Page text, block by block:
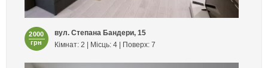
2000
грн
вул. Степана Бандери, 15
Кімнат: 2 | Місць: 4 | Поверх: 7